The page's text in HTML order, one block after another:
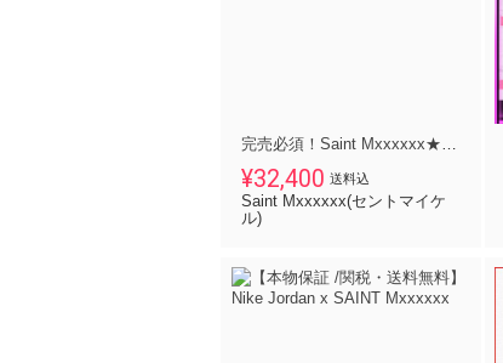
完売必須！Saint Mxxxxxx★MJ SM FLC PANT ジョーダン パンツ
¥32,400 送料込
Saint Mxxxxxx(セントマイケ
ル)